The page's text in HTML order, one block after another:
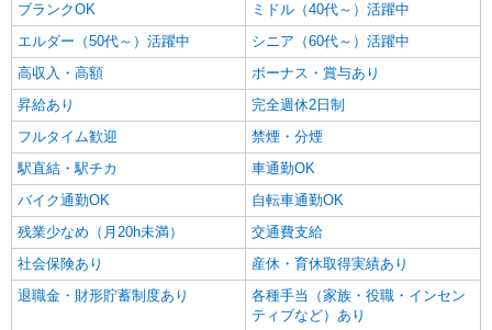
ブランクOK
ミドル（40代～）活躍中
エルダー（50代～）活躍中
シニア（60代～）活躍中
高収入・高額
ボーナス・賞与あり
昇給あり
完全週休2日制
フルタイム歓迎
禁煙・分煙
駅直結・駅チカ
車通勤OK
バイク通勤OK
自転車通勤OK
残業少なめ（月20h未満）
交通費支給
社会保険あり
産休・育休取得実績あり
退職金・財形貯蓄制度あり
各種手当（家族・役職・インセン
ティブなど）あり